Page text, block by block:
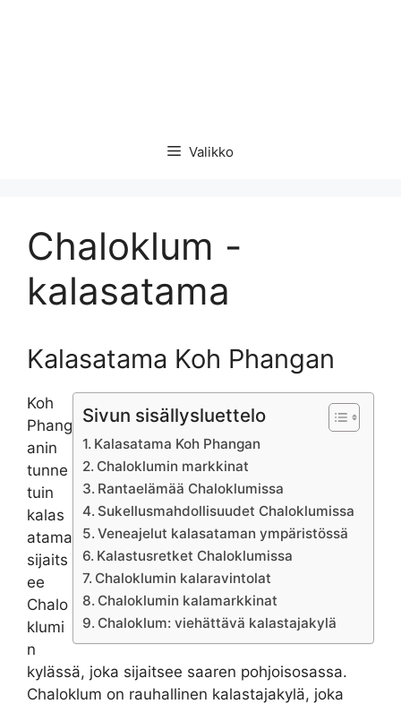
Valikko
Chaloklum -
kalasatama
Kalasatama Koh Phangan
Sivun sisällysluettelo
Kalasatama Koh Phangan
Chaloklumin markkinat
Rantaelämää Chaloklumissa
Sukellusmahdollisuudet Chaloklumissa
Veneajelut kalasataman ympäristössä
Kalastusretket Chaloklumissa
Chaloklumin kalaravintolat
Chaloklumin kalamarkkinat
Chaloklum: viehättävä kalastajakylä
Koh
Phang
anin
tunne
tuin
kalas
atama
sijaits
ee
Chalo
klumi
n
kylässä, joka sijaitsee saaren pohjoisosassa.
Chaloklum on rauhallinen kalastajakylä, joka